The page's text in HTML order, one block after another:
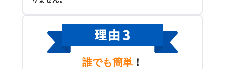
誰でも簡単 ！